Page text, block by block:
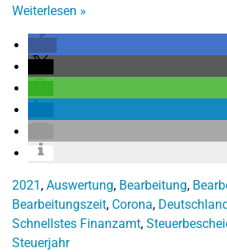
Weiterlesen »
2021 , Auswertung, Bearbeitung,
Bearbeitungszeit, Corona,
Schnellstes Finanzamt,
Steuerjahr